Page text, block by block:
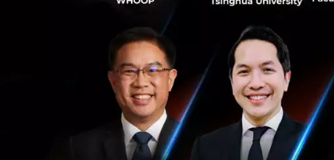
0
0
เกตได้จริงโดย
เคมีแบบนี้ใช้ไ
มาทำลิเทียม ก
ของบริษัทและ
เป็นตัวชี้ทาง